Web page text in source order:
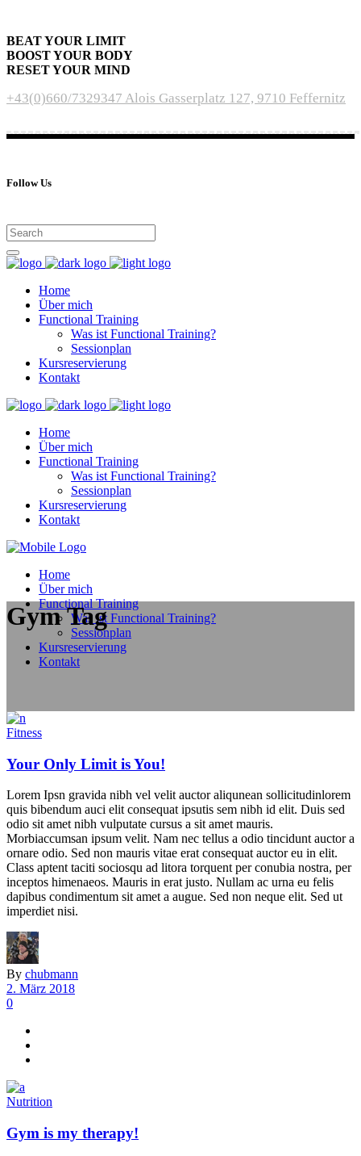
BEAT YOUR LIMIT
BOOST YOUR BODY
RESET YOUR MIND
+43(0)660/7329347 Alois Gasserplatz 127, 9710 Feffernitz
Follow Us
Home
Über mich
Functional Training
Was ist Functional Training?
Sessionplan
Kursreservierung
Kontakt
Home
Über mich
Functional Training
Was ist Functional Training?
Sessionplan
Kursreservierung
Kontakt
Home
Über mich
Functional Training
Was ist Functional Training?
Sessionplan
Kursreservierung
Kontakt
Gym Tag
Fitness
Your Only Limit is You!
Lorem Ipsn gravida nibh vel velit auctor aliqunean sollicitudinlorem
quis bibendum auci elit consequat ipsutis sem nibh id elit. Duis sed
odio sit amet nibh vulputate cursus a sit amet mauris.
Morbiaccumsan ipsum velit. Nam nec tellus a odio tincidunt auctor a
ornare odio. Sed non mauris vitae erat consequat auctor eu in elit.
Class aptent taciti sociosqu ad litora torquent per conubia nostra, per
inceptos himenaeos. Mauris in erat justo. Nullam ac urna eu felis
dapibus condimentum sit amet a augue. Sed non neque elit. Sed ut
imperdiet nisi.
By chubmann
2. März 2018
0
Nutrition
Gym is my therapy!